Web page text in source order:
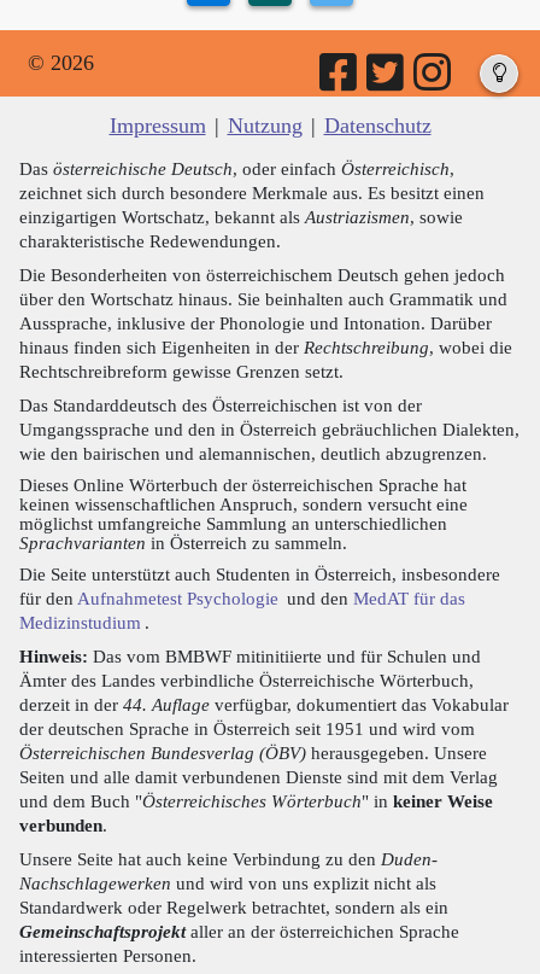
© 2026
Impressum | Nutzung | Datenschutz
Das österreichische Deutsch, oder einfach Österreichisch,
zeichnet sich durch besondere Merkmale aus. Es besitzt einen
einzigartigen Wortschatz, bekannt als Austriazismen, sowie
charakteristische Redewendungen.
Die Besonderheiten von österreichischem Deutsch gehen jedoch
über den Wortschatz hinaus. Sie beinhalten auch Grammatik und
Aussprache, inklusive der Phonologie und Intonation. Darüber
hinaus finden sich Eigenheiten in der Rechtschreibung, wobei die
Rechtschreibreform gewisse Grenzen setzt.
Das Standarddeutsch des Österreichischen ist von der
Umgangssprache und den in Österreich gebräuchlichen Dialekten,
wie den bairischen und alemannischen, deutlich abzugrenzen.
Dieses Online Wörterbuch der österreichischen Sprache hat
keinen wissenschaftlichen Anspruch, sondern versucht eine
möglichst umfangreiche Sammlung an unterschiedlichen
Sprachvarianten in Österreich zu sammeln.
Die Seite unterstützt auch Studenten in Österreich, insbesondere
für den Aufnahmetest Psychologie und den MedAT für das
Medizinstudium .
Hinweis: Das vom BMBWF mitinitiierte und für Schulen und
Ämter des Landes verbindliche Österreichische Wörterbuch,
derzeit in der 44. Auflage verfügbar, dokumentiert das Vokabular
der deutschen Sprache in Österreich seit 1951 und wird vom
Österreichischen Bundesverlag (ÖBV) herausgegeben. Unsere
Seiten und alle damit verbundenen Dienste sind mit dem Verlag
und dem Buch "Österreichisches Wörterbuch" in keiner Weise
verbunden.
Unsere Seite hat auch keine Verbindung zu den Duden-
Nachschlagewerken und wird von uns explizit nicht als
Standardwerk oder Regelwerk betrachtet, sondern als ein
Gemeinschaftsprojektaller an der österreichichen Sprache
interessierten Personen.